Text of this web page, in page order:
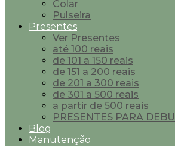
Colar
Pulseira
Presentes
Ver Presentes
até 100 reais
de 101 a 150 reais
de 151 a 200 reais
de 201 a 300 reais
de 301 a 500 reais
a partir de 500 reais
PRESENTES PARA
Blog
Manutenção